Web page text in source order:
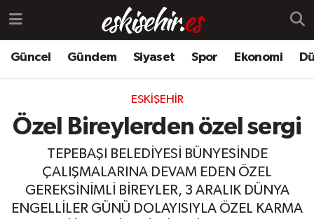
Güncel Gündem Siyaset Spor Ekonomi
ESKIŞEHIR
Özel Bireylerden özel sergi
TEPEBAŞI BELEDİYESİ BÜNYESİNDE
ÇALIŞMALARINA DEVAM EDEN ÖZEL
GEREKSİNİMLİ BİREYLER, 3 ARALIK DÜNYA
ENGELLİLER GÜNÜ DOLAYISIYLA ÖZEL KARMA